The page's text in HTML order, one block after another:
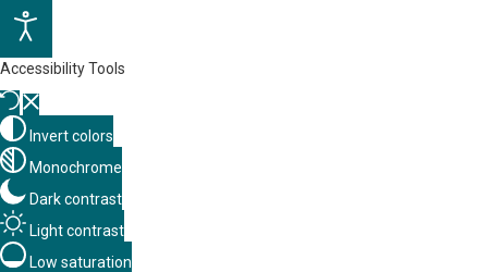
Accessibility Tools
Invert colors
Monochrome
Dark contrast
Light contrast
Low saturation